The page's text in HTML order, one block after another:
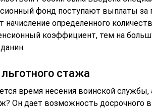
фонд поступают выплаты за
начисление определенного
коэффициент, тем на
стажа
время несения воинской службы,
Он дает возможность досрочного